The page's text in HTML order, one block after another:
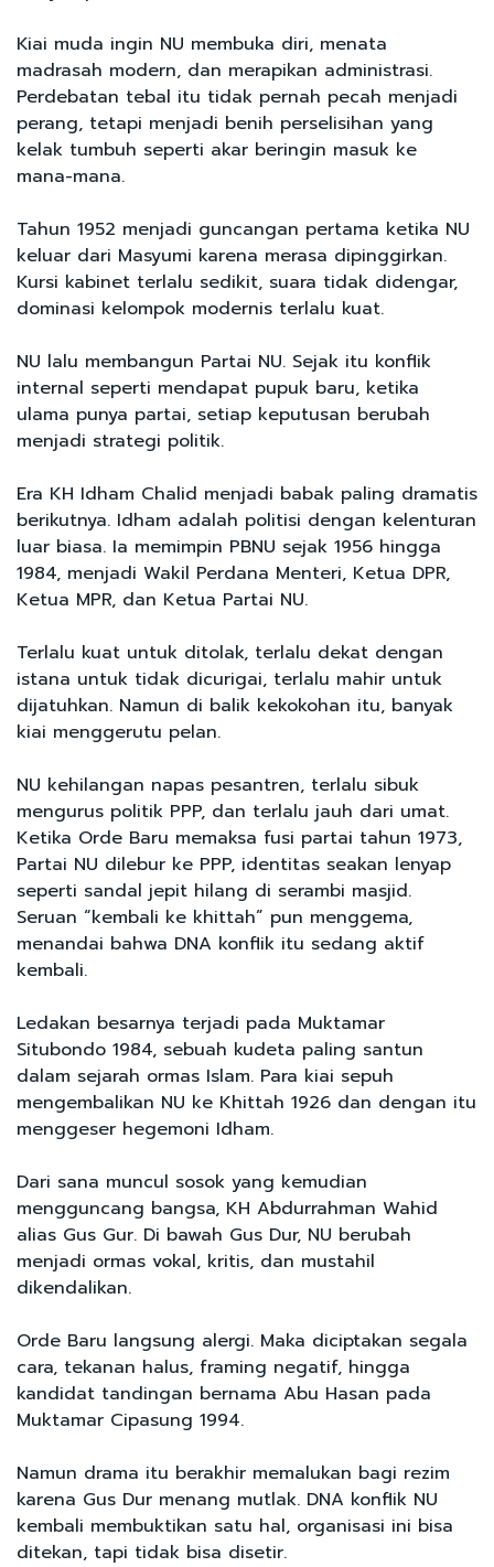
Kiai muda ingin NU membuka diri, menata
madrasah modern, dan merapikan administrasi.
Perdebatan tebal itu tidak pernah pecah menjadi
perang, tetapi menjadi benih perselisihan yang
kelak tumbuh seperti akar beringin masuk ke
mana-mana.
Tahun 1952 menjadi guncangan pertama ketika NU
keluar dari Masyumi karena merasa dipinggirkan.
Kursi kabinet terlalu sedikit, suara tidak didengar,
dominasi kelompok modernis terlalu kuat.
NU lalu membangun Partai NU. Sejak itu konflik
internal seperti mendapat pupuk baru, ketika
ulama punya partai, setiap keputusan berubah
menjadi strategi politik.
Era KH Idham Chalid menjadi babak paling dramatis
berikutnya. Idham adalah politisi dengan kelenturan
luar biasa. Ia memimpin PBNU sejak 1956 hingga
1984, menjadi Wakil Perdana Menteri, Ketua DPR,
Ketua MPR, dan Ketua Partai NU.
Terlalu kuat untuk ditolak, terlalu dekat dengan
istana untuk tidak dicurigai, terlalu mahir untuk
dijatuhkan. Namun di balik kekokohan itu, banyak
kiai menggerutu pelan.
NU kehilangan napas pesantren, terlalu sibuk
mengurus politik PPP, dan terlalu jauh dari umat.
Ketika Orde Baru memaksa fusi partai tahun 1973,
Partai NU dilebur ke PPP, identitas seakan lenyap
seperti sandal jepit hilang di serambi masjid.
Seruan “kembali ke khittah” pun menggema,
menandai bahwa DNA konflik itu sedang aktif
kembali.
Ledakan besarnya terjadi pada Muktamar
Situbondo 1984, sebuah kudeta paling santun
dalam sejarah ormas Islam. Para kiai sepuh
mengembalikan NU ke Khittah 1926 dan dengan itu
menggeser hegemoni Idham.
Dari sana muncul sosok yang kemudian
mengguncang bangsa, KH Abdurrahman Wahid
alias Gus Gur. Di bawah Gus Dur, NU berubah
menjadi ormas vokal, kritis, dan mustahil
dikendalikan.
Orde Baru langsung alergi. Maka diciptakan segala
cara, tekanan halus, framing negatif, hingga
kandidat tandingan bernama Abu Hasan pada
Muktamar Cipasung 1994.
Namun drama itu berakhir memalukan bagi rezim
karena Gus Dur menang mutlak. DNA konflik NU
kembali membuktikan satu hal, organisasi ini bisa
ditekan, tapi tidak bisa disetir.